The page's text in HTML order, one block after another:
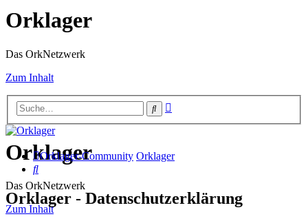
Orklager
Das OrkNetzwerk
Zum Inhalt
Suche
Orklager
Das OrkNetzwerk
Zum Inhalt
Orklager-Community Orklager
Suche
Orklager - Datenschutzerklärung